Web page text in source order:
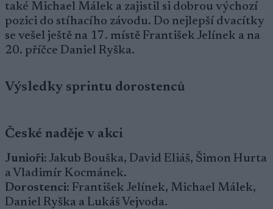
také Michael Málek a zajistil si dobrou výchozí
pozici do stíhacího závodu. Do nejlepší dvacítky
se vešel ještě na 17. místě František Jelínek a na
20. příčce Daniel Ryška.
Výsledky sprintu dorostenců
České naděje v akci
Junioři: Jakub Bouška, David Eliáš, Šimon Hurta
a Vladimír Kocmánek.
Dorostenci: František Jelínek, Michael Málek,
Daniel Ryška a Lukáš Vejvoda.